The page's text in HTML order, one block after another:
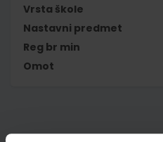
Vrsta škole
Nastavni predmet
Reg br min
Omot